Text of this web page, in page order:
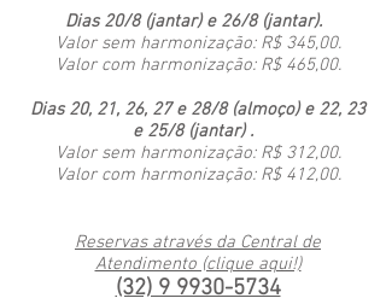
Dias 20/8 (jantar) e 26/8 (jantar).
Valor sem harmonização: R$ 345,00.
Valor com harmonização: R$ 465,00.
Dias 20, 21, 26, 27 e 28/8 (almoço) e 22, 23
e 25/8 (jantar) .
Valor sem harmonização: R$ 312,00.
Valor com harmonização: R$ 412,00.
Reservas através da Central de
Atendimento (clique aqui!)
(32) 9 9930-5734